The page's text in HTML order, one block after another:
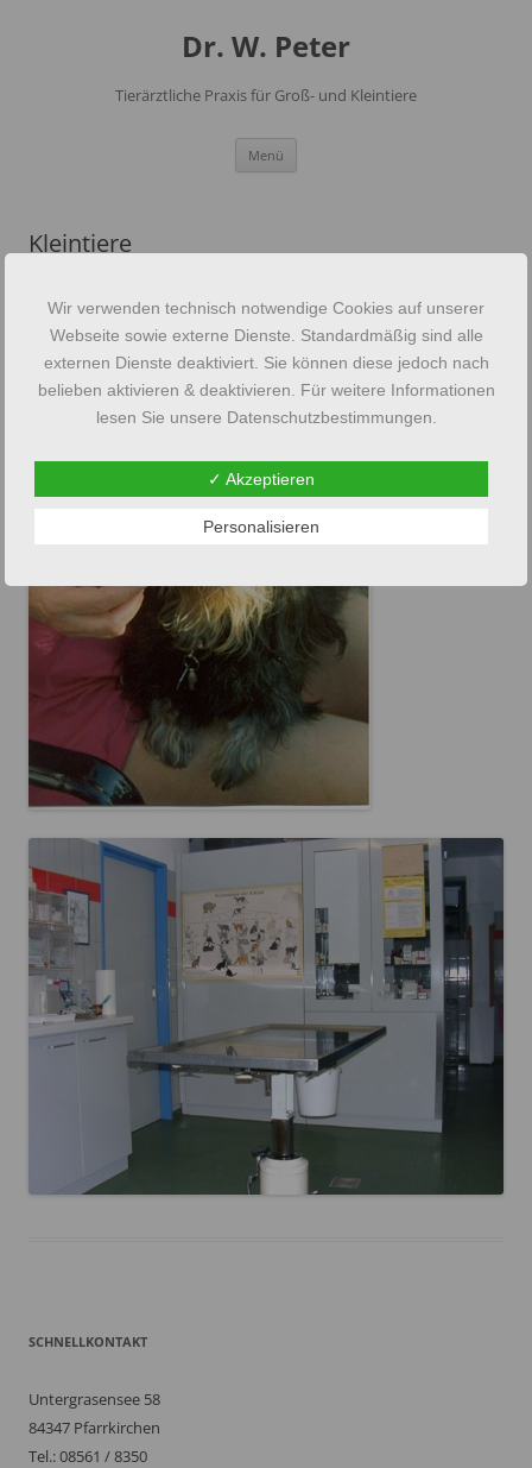
Dr. W. Peter
Tierärztliche Praxis für Groß- und Kleintiere
Menü
Kleintiere
SCHNELLKONTAKT
Untergrasensee 58
84347 Pfarrkirchen
Tel.: 08561 / 8350
Wir verwenden technisch notwendige Cookies auf unserer
Webseite sowie externe Dienste. Standardmäßig sind alle
externen Dienste deaktiviert. Sie können diese jedoch nach
belieben aktivieren & deaktivieren. Für weitere Informationen
lesen Sie unsere Datenschutzbestimmungen.
✓ Akzeptieren
Personalisieren